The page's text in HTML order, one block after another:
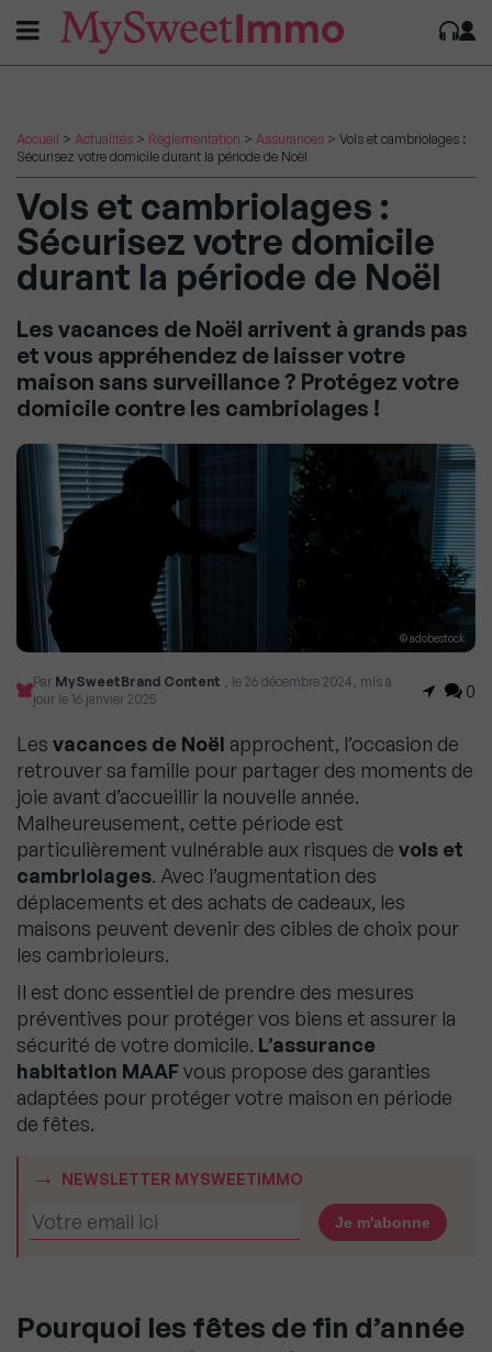
Accueil > Actualités > Règlementation > Assurances > Vols et cambriolages :
Sécurisez votre domicile durant la période de Noël
Vols et cambriolages :
Sécurisez votre domicile
durant la période de Noël
Les vacances de Noël arrivent à grands pas
et vous appréhendez de laisser votre
maison sans surveillance ? Protégez votre
domicile contre les cambriolages !
© adobestock
Par MySweetBrand Content , le 26 décembre 2024, mis à
jour le 16 janvier 2025
0
Les vacances de Noël approchent, l’occasion de
retrouver sa famille pour partager des moments de
joie avant d’accueillir la nouvelle année.
Malheureusement, cette période est
particulièrement vulnérable aux risques de vols et
cambriolages. Avec l’augmentation des
déplacements et des achats de cadeaux, les
maisons peuvent devenir des cibles de choix pour
les cambrioleurs.
Il est donc essentiel de prendre des mesures
préventives pour protéger vos biens et assurer la
sécurité de votre domicile. L’assurance
habitation MAAFvous propose des garanties
adaptées pour protéger votre maison en période
de fêtes.
NEWSLETTER MYSWEETIMMO
Pourquoi les fêtes de fin d’année